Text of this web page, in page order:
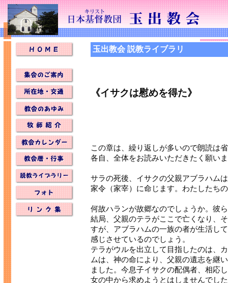
玉出教会 説教ライブラリ
《イサクは慰めを得た》
この章は、繰り返しが多いので朗読は
各自、全体をお読みいただきたく願い
サラの死後、イサクの父親アブラハム
家令（家宰）に命じます。わたしたち
何故ハランが故郷なのでしょうか。彼
結局、父親のテラがここで亡くなり、
すが、アブラハムの一族の者が生活し
感じさせているのでしょう。
テラがウルを出立して目指したのは、
ムは、神の命により、父親の遺志を継
ました。今息子イサクの配偶者、相応
女の中から求めようとはしませんでし